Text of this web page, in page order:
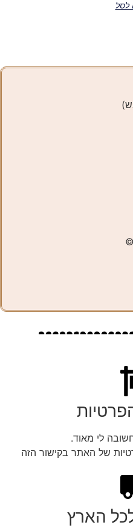
לסל
©️
לי מאוד.
של האתר בקישור הזה
הארץ